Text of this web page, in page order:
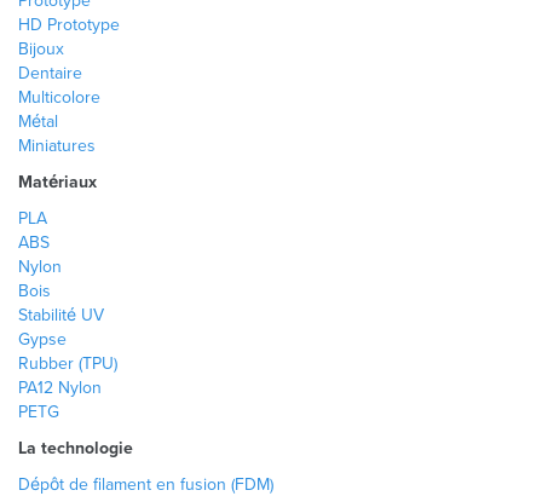
HD Prototype
Bijoux
Dentaire
Multicolore
Métal
Miniatures
Matériaux
PLA
ABS
Nylon
Bois
Stabilité UV
Gypse
Rubber (TPU)
PA12 Nylon
PETG
La technologie
Dépôt de filament en fusion (FDM)